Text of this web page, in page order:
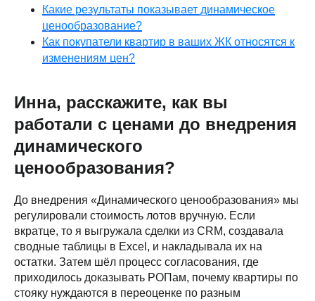
Какие результаты показывает динамическое
ценообразование?
Как покупатели квартир в ваших ЖК относятся к
изменениям цен?
Инна, расскажите, как вы
работали с ценами до внедрения
динамического
ценообразования?
До внедрения «Динамического ценообразования» мы
регулировали стоимость лотов вручную. Если
вкратце, то я выгружала сделки из CRM, создавала
сводные таблицы в Excel, и накладывала их на
остатки. Затем шёл процесс согласования, где
приходилось доказывать РОПам, почему квартиры по
стояку нуждаются в переоценке по разным